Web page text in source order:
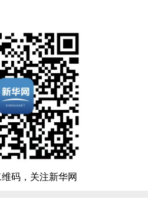
码，关注新华网